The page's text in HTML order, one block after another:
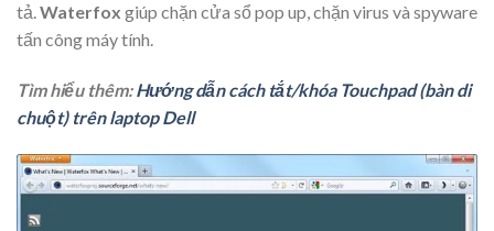
tả.Waterfox giúp chặn cửa sổ pop up, chặn virus và spyware
tấn công máy tính.
Tìm hiểu thêm:Hướng dẫn cách tắt/khóa Touchpad (bàn di
chuột) trên laptop Dell